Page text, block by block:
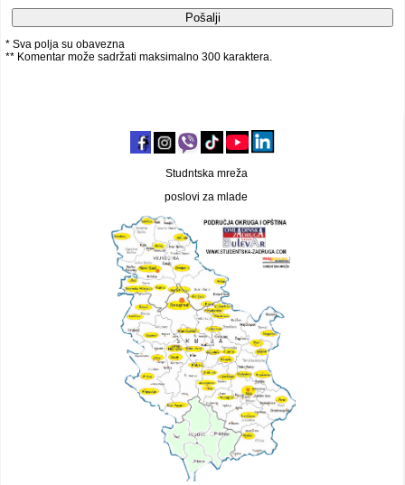
Studntska mreža
poslovi za mlade
* Sva polja su obavezna
** Komentar može sadržati maksimalno 300 karaktera.